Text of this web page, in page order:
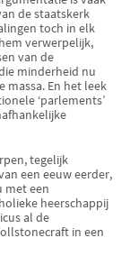
de staatskerk
toch in elk
verwerpelijk,
van de
minderheid nu
massa. En het leek
‘parlements’
tegelijk
een eeuw eerder,
met een
heerschappij
al de
in een